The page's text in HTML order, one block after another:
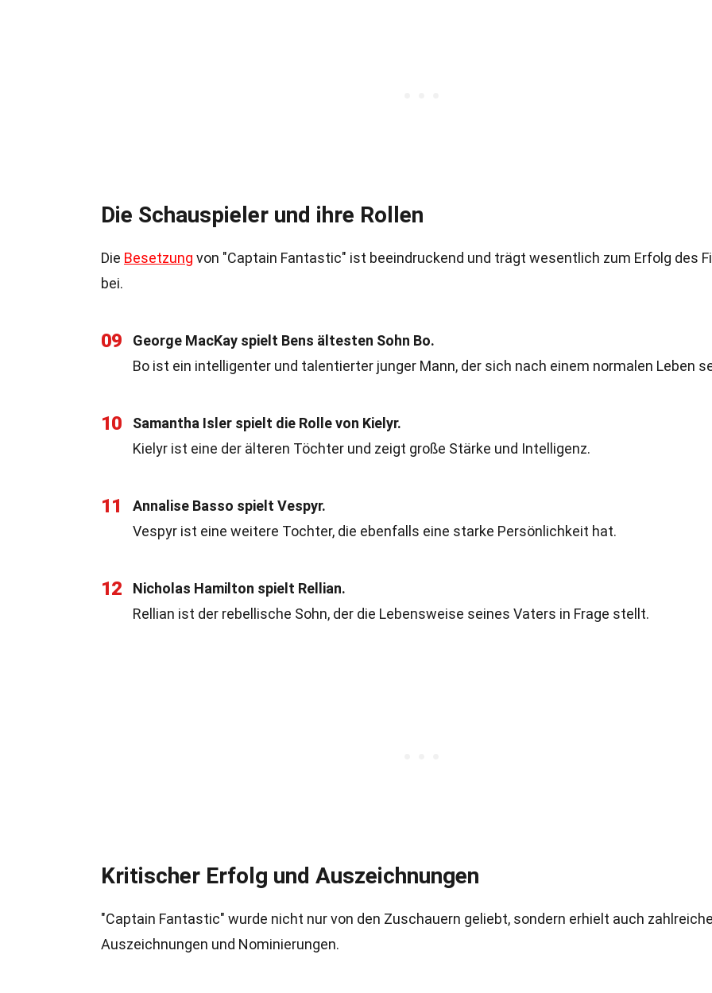
Die Schauspieler und ihre Rollen
Die Besetzung von "Captain Fantastic" ist beeindruckend und trägt wesentlich zum Erfolg des
bei.
09
George MacKay spielt Bens ältesten Sohn Bo.
Bo ist ein intelligenter und talentierter junger Mann, der sich nach einem normalen Leben
10
Samantha Isler spielt die Rolle von Kielyr.
Kielyr ist eine der älteren Töchter und zeigt große Stärke und Intelligenz.
11
Annalise Basso spielt Vespyr.
Vespyr ist eine weitere Tochter, die ebenfalls eine starke Persönlichkeit hat.
12
Nicholas Hamilton spielt Rellian.
Rellian ist der rebellische Sohn, der die Lebensweise seines Vaters in Frage stellt.
Kritischer Erfolg und Auszeichnungen
"Captain Fantastic" wurde nicht nur von den Zuschauern geliebt, sondern erhielt auch
Auszeichnungen und Nominierungen.